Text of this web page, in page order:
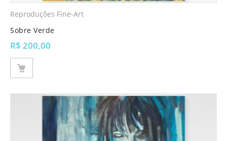
Reproduções Fine-Art
Sobre Verde
R$ 200,00